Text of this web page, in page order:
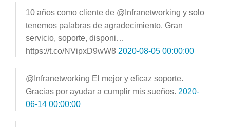
10 años como cliente de @Infranetworking y solo
tenemos palabras de agradecimiento. Gran
servicio, soporte, disponi…
https://t.co/NVipxD9wW8 2020-08-05 00:00:00
@Infranetworking El mejor y eficaz soporte.
Gracias por ayudar a cumplir mis sueños. 2020-
06-14 00:00:00